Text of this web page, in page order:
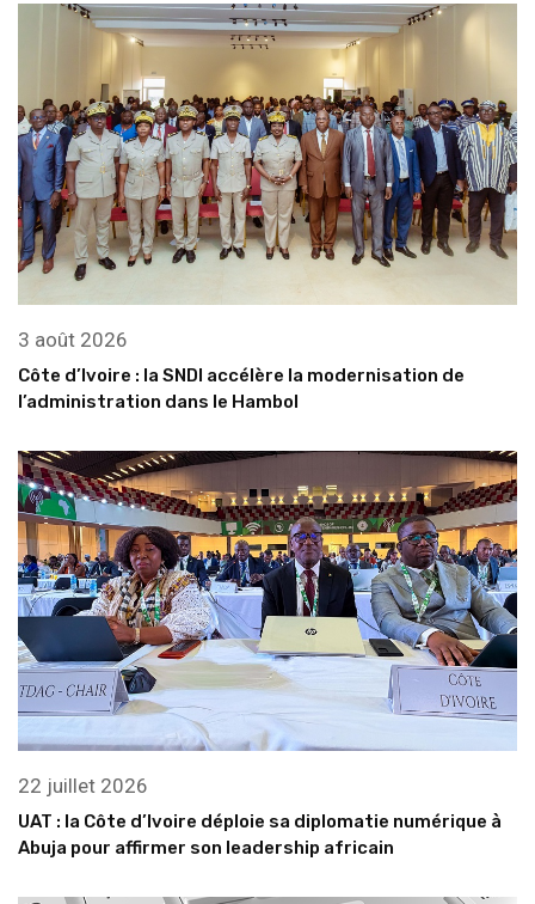
3 août 2026
Côte d’Ivoire : la SNDI accélère la modernisation de
l’administration dans le Hambol
22 juillet 2026
UAT : la Côte d’Ivoire déploie sa diplomatie numérique à
Abuja pour affirmer son leadership africain